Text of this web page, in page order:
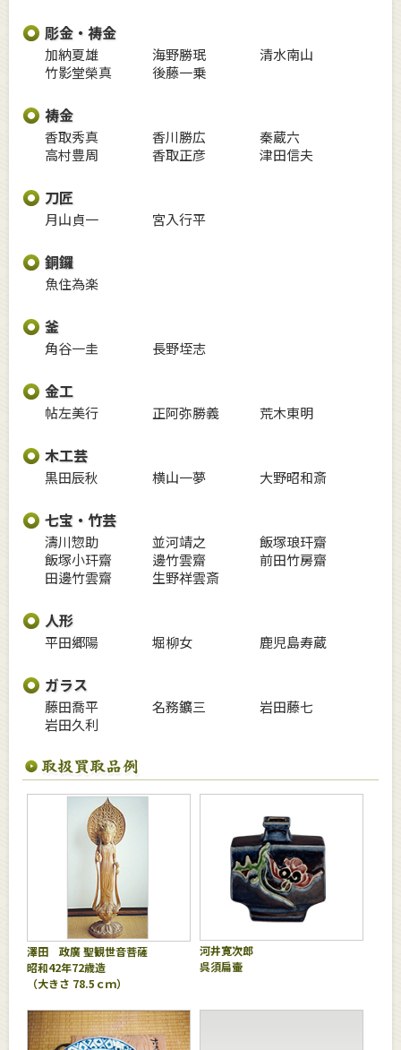
彫金・祷金
加納夏雄 海野勝珉
清水南山
竹影堂榮真
後藤一乗
祷金
香取秀真 香川勝広
秦蔵六
高村豊周
香取正彦 津田信夫
刀匠
月山貞一 宮入行平
銅鑼
魚住為楽
釜
角谷一圭 長野垤志
金工
帖左美行 正阿弥勝義 荒木東明
木工芸
黒田辰秋 横山一夢 大野昭和斎
七宝・竹芸
濤川惣助 並河靖之
飯塚琅玕齋
飯塚小玕齋
邊竹雲齋
前田竹房齋
田邊竹雲齋
生野祥雲斎
人形
平田郷陽 堀柳女 鹿児島寿蔵
ガラス
藤田喬平 名務鑛三
岩田藤七
岩田久利
澤田 政廣 聖観世音菩薩
昭和42年72歳造
（大きさ 78.5ｃｍ）
河井寛次郎
呉須扁壷